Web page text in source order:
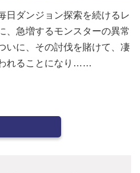
日ダンジョン探索を続けるレ
、急増するモンスターの異常
いに、その討伐を賭けて、凄
れることになり……